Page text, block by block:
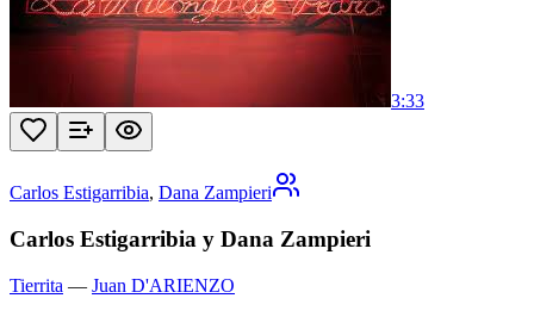
3:33
Carlos Estigarribia, Dana Zampieri
Carlos Estigarribia y Dana Zampieri
Tierrita — Juan D'ARIENZO